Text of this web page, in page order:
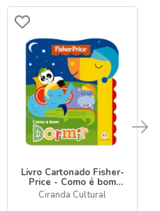
Livro Cartonado Fisher-
Price - Como é bom
dormir
Ciranda Cultural